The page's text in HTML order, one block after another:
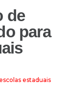
de
para
estaduais